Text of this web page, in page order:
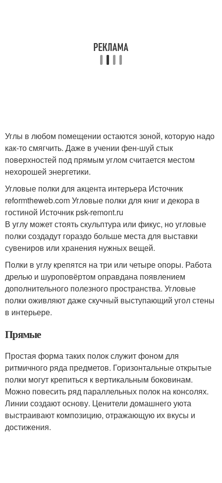
Углы в любом помещении остаются зоной, которую надо
как-то смягчить. Даже в учении фен-шуй стык
поверхностей под прямым углом считается местом
нехорошей энергетики.
Угловые полки для акцента интерьера Источник
reformtheweb.comУгловые полки для книг и декора в
гостиной Источник psk-remont.ru
В углу может стоять скульптура или фикус, но угловые
полки создадут гораздо больше места для выставки
сувениров или хранения нужных вещей.
Полки в углу крепятся на три или четыре опоры. Работа
дрелью и шуроповёртом оправдана появлением
дополнительного полезного пространства. Угловые
полки оживляют даже скучный выступающий угол стены
в интерьере.
Прямые
Простая форма таких полок служит фоном для
ритмичного ряда предметов. Горизонтальные открытые
полки могут крепиться к вертикальным боковинам.
Можно повесить ряд параллельных полок на консолях.
Линии создают основу. Ценители домашнего уюта
выстраивают композицию, отражающую их вкусы и
достижения.